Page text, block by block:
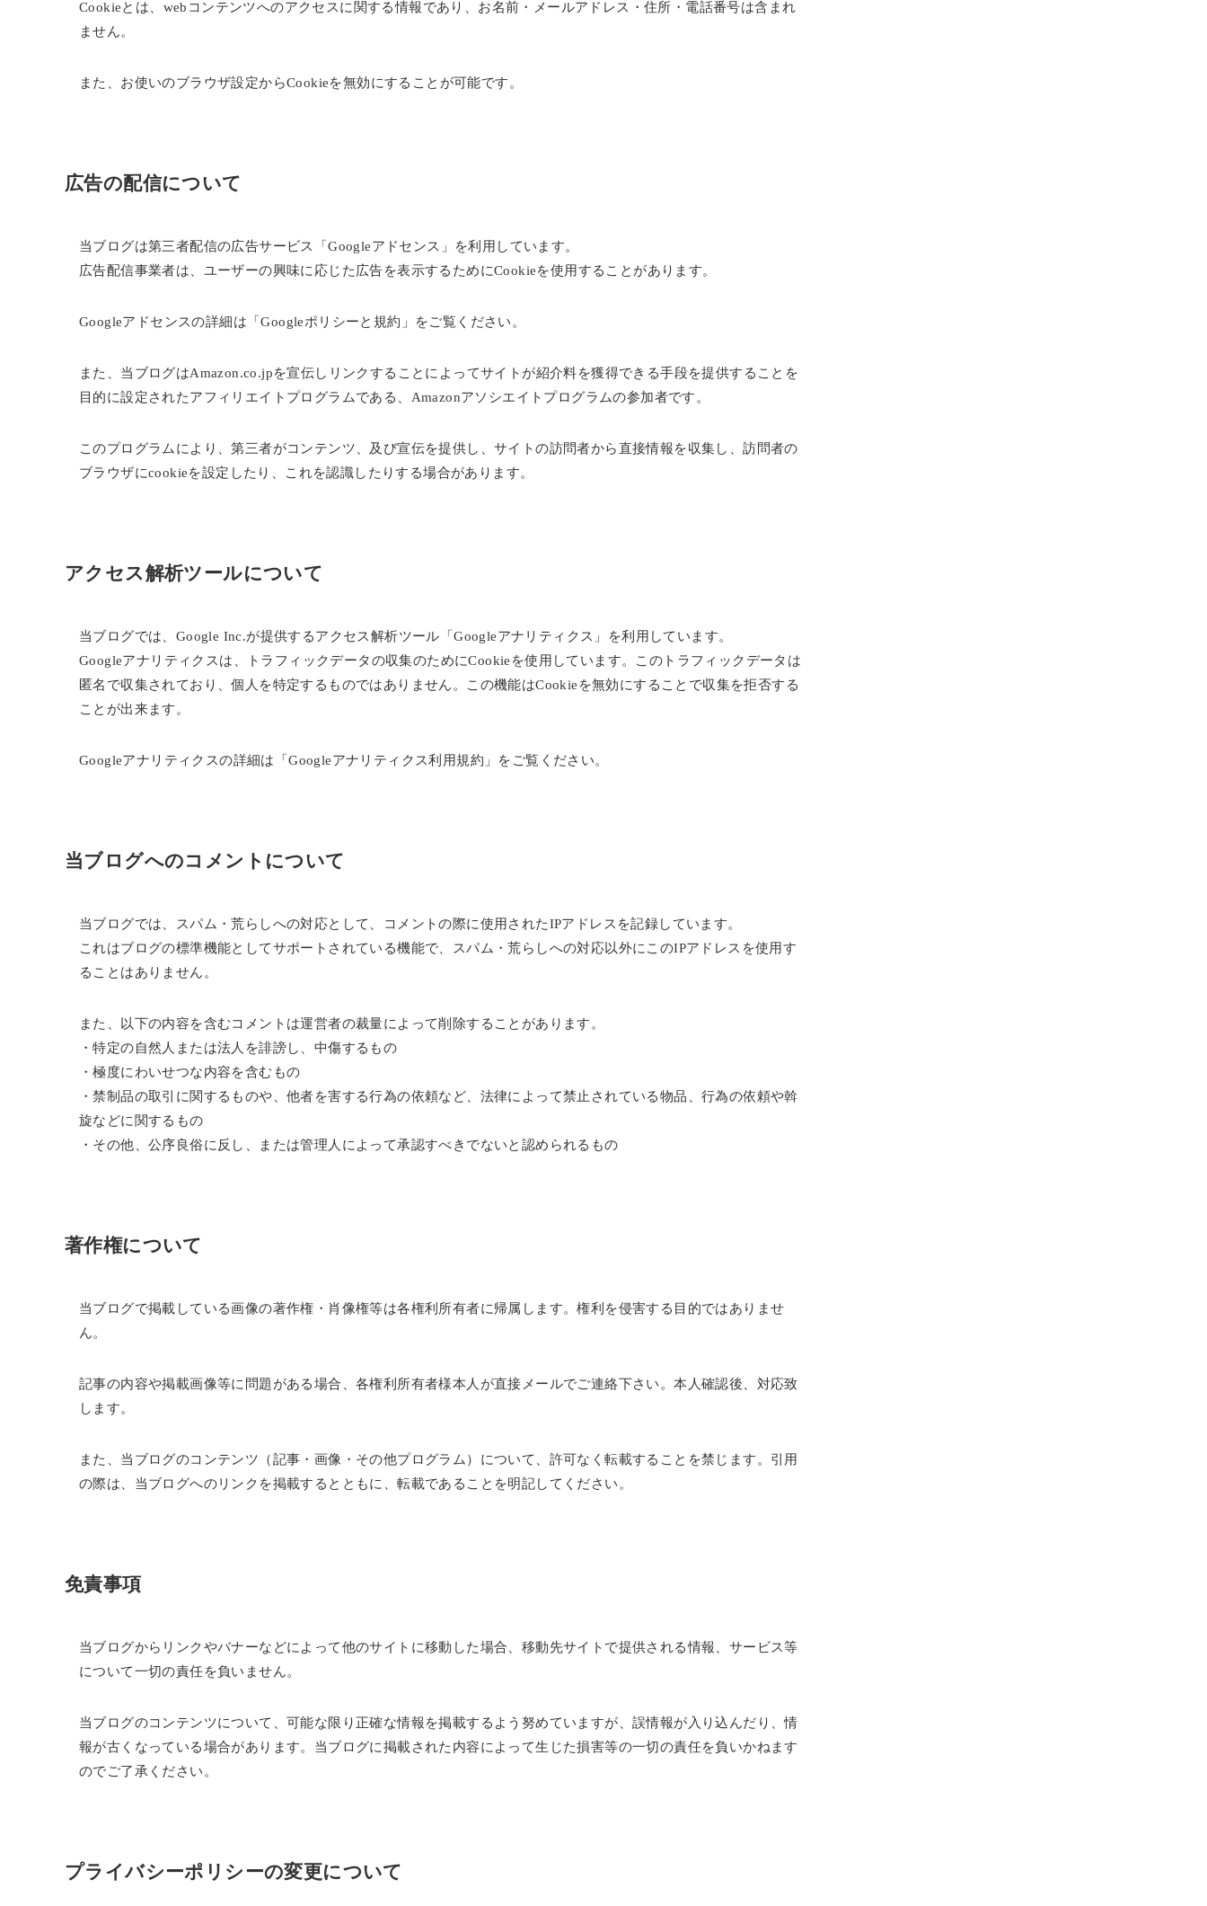
Cookieとは、webコンテンツへのアクセスに関する情報であり、お名前・メールアドレス・住所・電話番号は含まれ
ません。
また、お使いのブラウザ設定からCookieを無効にすることが可能です。
広告の配信について
当ブログは第三者配信の広告サービス「Googleアドセンス」を利用しています。
広告配信事業者は、ユーザーの興味に応じた広告を表示するためにCookieを使用することがあります。
Googleアドセンスの詳細は「Googleポリシーと規約」をご覧ください。
また、当ブログはAmazon.co.jpを宣伝しリンクすることによってサイトが紹介料を獲得できる手段を提供することを
目的に設定されたアフィリエイトプログラムである、Amazonアソシエイトプログラムの参加者です。
このプログラムにより、第三者がコンテンツ、及び宣伝を提供し、サイトの訪問者から直接情報を収集し、訪問者の
ブラウザにcookieを設定したり、これを認識したりする場合があります。
アクセス解析ツールについて
当ブログでは、Google Inc.が提供するアクセス解析ツール「Googleアナリティクス」を利用しています。
Googleアナリティクスは、トラフィックデータの収集のためにCookieを使用しています。このトラフィックデータは
匿名で収集されており、個人を特定するものではありません。この機能はCookieを無効にすることで収集を拒否する
ことが出来ます。
Googleアナリティクスの詳細は「Googleアナリティクス利用規約」をご覧ください。
当ブログへのコメントについて
当ブログでは、スパム・荒らしへの対応として、コメントの際に使用されたIPアドレスを記録しています。
これはブログの標準機能としてサポートされている機能で、スパム・荒らしへの対応以外にこのIPアドレスを使用す
ることはありません。
また、以下の内容を含むコメントは運営者の裁量によって削除することがあります。
・特定の自然人または法人を誹謗し、中傷するもの
・極度にわいせつな内容を含むもの
・禁制品の取引に関するものや、他者を害する行為の依頼など、法律によって禁止されている物品、行為の依頼や斡
旋などに関するもの
・その他、公序良俗に反し、または管理人によって承認すべきでないと認められるもの
著作権について
当ブログで掲載している画像の著作権・肖像権等は各権利所有者に帰属します。権利を侵害する目的ではありませ
ん。
記事の内容や掲載画像等に問題がある場合、各権利所有者様本人が直接メールでご連絡下さい。本人確認後、対応致
します。
また、当ブログのコンテンツ（記事・画像・その他プログラム）について、許可なく転載することを禁じます。引用
の際は、当ブログへのリンクを掲載するとともに、転載であることを明記してください。
免責事項
当ブログからリンクやバナーなどによって他のサイトに移動した場合、移動先サイトで提供される情報、サービス等
について一切の責任を負いません。
当ブログのコンテンツについて、可能な限り正確な情報を掲載するよう努めていますが、誤情報が入り込んだり、情
報が古くなっている場合があります。当ブログに掲載された内容によって生じた損害等の一切の責任を負いかねます
のでご了承ください。
プライバシーポリシーの変更について